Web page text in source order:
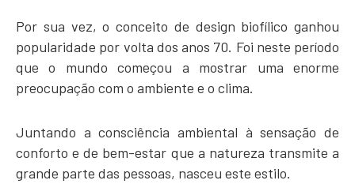
Por sua vez, o conceito de design biofílico ganhou
popularidade por volta dos anos 70. Foi neste período
que o mundo começou a mostrar uma enorme
preocupação com o ambiente e o clima.
Juntando a consciência ambiental à sensação de
conforto e de bem-estar que a natureza transmite a
grande parte das pessoas, nasceu este estilo.